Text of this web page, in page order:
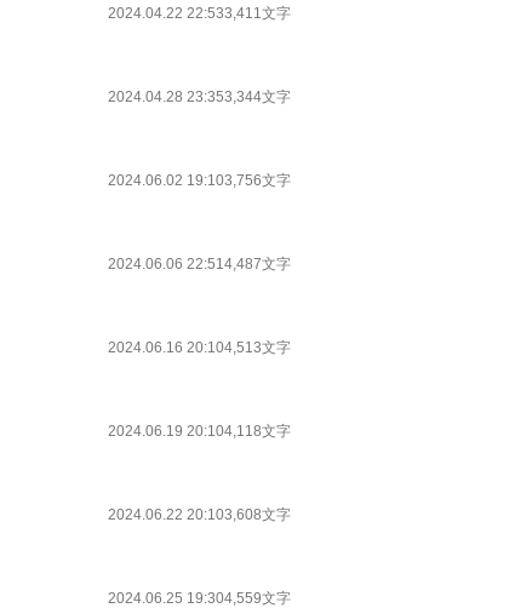
2024.04.22 22:533,411文字
2024.04.28 23:353,344文字
2024.06.02 19:103,756文字
2024.06.06 22:514,487文字
2024.06.16 20:104,513文字
2024.06.19 20:104,118文字
2024.06.22 20:103,608文字
2024.06.25 19:304,559文字